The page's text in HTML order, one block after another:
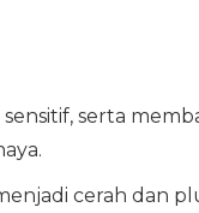
serta
cerah dan